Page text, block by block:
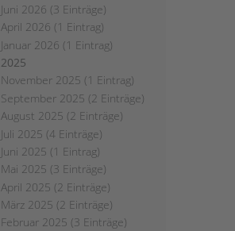
Juni 2026 (3 Einträge)
April 2026 (1 Eintrag)
Januar 2026 (1 Eintrag)
2025
November 2025 (1 Eintrag)
September 2025 (2 Einträge)
August 2025 (2 Einträge)
Juli 2025 (4 Einträge)
Juni 2025 (1 Eintrag)
Mai 2025 (3 Einträge)
April 2025 (2 Einträge)
März 2025 (2 Einträge)
Februar 2025 (3 Einträge)